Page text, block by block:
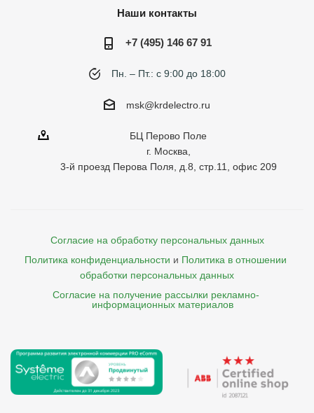
Наши контакты
+7 (495) 146 67 91
Пн. – Пт.: с 9:00 до 18:00
msk@krdelectro.ru
БЦ Перово Поле
г. Москва,
3-й проезд Перова Поля, д.8, стр.11, офис 209
Согласие на обработку персональных данных
Политика конфиденциальности и Политика в отношении
обработки персональных данных
Согласие на получение рассылки рекламно-
    информационных материалов